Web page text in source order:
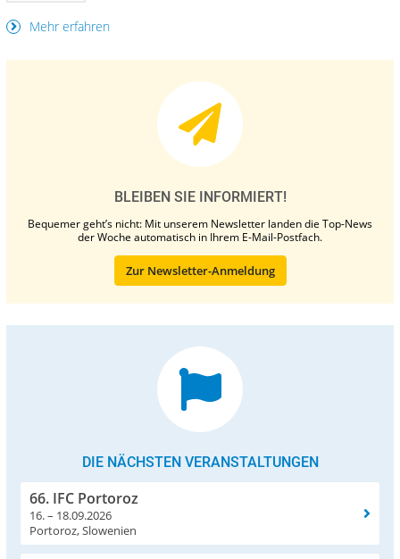
Mehr erfahren
BLEIBEN SIE INFORMIERT!
Bequemer geht’s nicht: Mit unserem Newsletter landen die Top-News
der Woche automatisch in Ihrem E-Mail-Postfach.
Zur Newsletter-Anmeldung
DIE NÄCHSTEN VERANSTALTUNGEN
66. IFC Portoroz
16. – 18.09.2026
Portoroz, Slowenien